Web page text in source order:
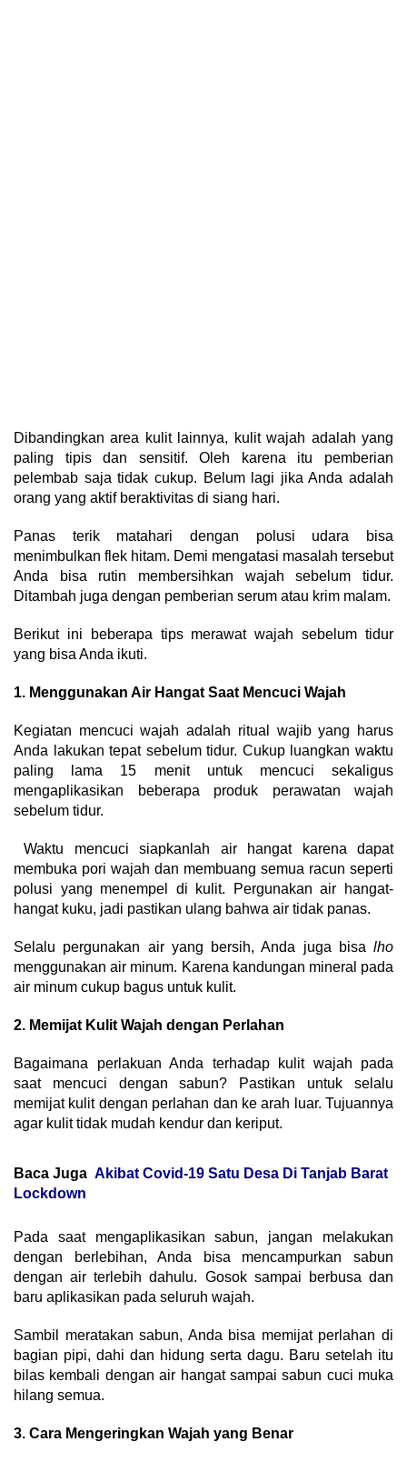
Dibandingkan area kulit lainnya, kulit wajah adalah yang
paling tipis dan sensitif. Oleh karena itu pemberian
pelembab saja tidak cukup. Belum lagi jika Anda adalah
orang yang aktif beraktivitas di siang hari.
Panas terik matahari dengan polusi udara bisa
menimbulkan flek hitam. Demi mengatasi masalah tersebut
Anda bisa rutin membersihkan wajah sebelum tidur.
Ditambah juga dengan pemberian serum atau krim malam.
Berikut ini beberapa tips merawat wajah sebelum tidur
yang bisa Anda ikuti.
1. Menggunakan Air Hangat Saat Mencuci Wajah
Kegiatan mencuci wajah adalah ritual wajib yang harus
Anda lakukan tepat sebelum tidur. Cukup luangkan waktu
paling lama 15 menit untuk mencuci sekaligus
mengaplikasikan beberapa produk perawatan wajah
sebelum tidur.
Waktu mencuci siapkanlah air hangat karena dapat
membuka pori wajah dan membuang semua racun seperti
polusi yang menempel di kulit. Pergunakan air hangat-
hangat kuku, jadi pastikan ulang bahwa air tidak panas.
Selalu pergunakan air yang bersih, Anda juga bisa lho
menggunakan air minum. Karena kandungan mineral pada
air minum cukup bagus untuk kulit.
2. Memijat Kulit Wajah dengan Perlahan
Bagaimana perlakuan Anda terhadap kulit wajah pada
saat mencuci dengan sabun? Pastikan untuk selalu
memijat kulit dengan perlahan dan ke arah luar. Tujuannya
agar kulit tidak mudah kendur dan keriput.
Baca Juga Akibat Covid-19 Satu Desa Di Tanjab Barat
Lockdown
Pada saat mengaplikasikan sabun, jangan melakukan
dengan berlebihan, Anda bisa mencampurkan sabun
dengan air terlebih dahulu. Gosok sampai berbusa dan
baru aplikasikan pada seluruh wajah.
Sambil meratakan sabun, Anda bisa memijat perlahan di
bagian pipi, dahi dan hidung serta dagu. Baru setelah itu
bilas kembali dengan air hangat sampai sabun cuci muka
hilang semua.
3. Cara Mengeringkan Wajah yang Benar